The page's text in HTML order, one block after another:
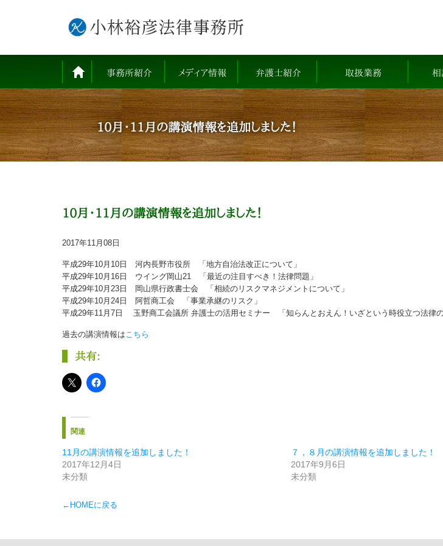
事務所紹介 メディア情報 弁護士紹介 取扱業務 相
10月・11月の講演情報を追加しました！
10月・11月の講演情報を追加しました！
2017年11月08日
平成29年10月10日 河内長野市役所 「地方自治法改正について」
平成29年10月16日 ウイング岡山21 「最近の注目すべき！法律問題」
平成29年10月23日 岡山県行政書士会 「相続のリスクマネジメントについて」
平成29年10月24日 阿哲商工会 「事業承継のリスク」
平成29年11月7日 玉野商工会議所 弁護士の活用セミナー 「知らんとおえん！いざという時役立つ法律の
過去の講演情報は こちら
共有:
関連
11月の講演情報を追加しました！
2017年12月4日
未分類
７，８月の講演情報を追加しました！
2017年9月6日
未分類
←HOMEに戻る